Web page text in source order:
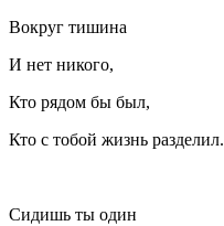
Вокруг тишина
И нет никого,
Кто рядом бы был,
Кто с тобой жизнь разделил.
Сидишь ты один